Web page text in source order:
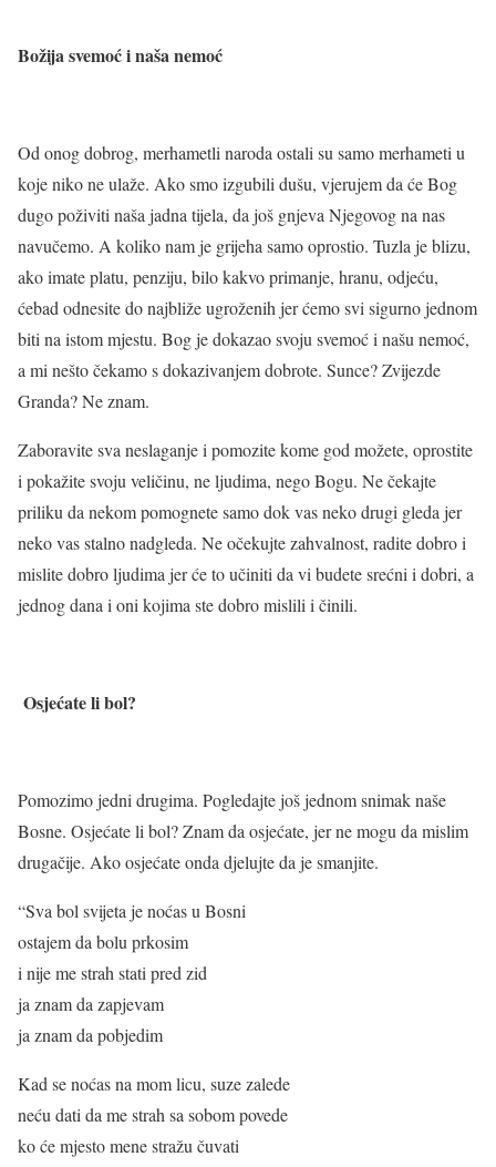
Božija svemoć i naša nemoć
Od onog dobrog, merhametli naroda ostali su samo merhameti u
koje niko ne ulaže. Ako smo izgubili dušu, vjerujem da će Bog
dugo poživiti naša jadna tijela, da još gnjeva Njegovog na nas
navučemo. A koliko nam je grijeha samo oprostio. Tuzla je blizu,
ako imate platu, penziju, bilo kakvo primanje, hranu, odjeću,
ćebad odnesite do najbliže ugroženih jer ćemo svi sigurno jednom
biti na istom mjestu. Bog je dokazao svoju svemoć i našu nemoć,
a mi nešto čekamo s dokazivanjem dobrote. Sunce? Zvijezde
Granda? Ne znam.
Zaboravite sva neslaganje i pomozite kome god možete, oprostite
i pokažite svoju veličinu, ne ljudima, nego Bogu. Ne čekajte
priliku da nekom pomognete samo dok vas neko drugi gleda jer
neko vas stalno nadgleda. Ne očekujte zahvalnost, radite dobro i
mislite dobro ljudima jer će to učiniti da vi budete srećni i dobri, a
jednog dana i oni kojima ste dobro mislili i činili.
Osjećate li bol?
Pomozimo jedni drugima. Pogledajte još jednom snimak naše
Bosne. Osjećate li bol? Znam da osjećate, jer ne mogu da mislim
drugačije. Ako osjećate onda djelujte da je smanjite.
“Sva bol svijeta je noćas u Bosni
ostajem da bolu prkosim
i nije me strah stati pred zid
ja znam da zapjevam
ja znam da pobjedim
Kad se noćas na mom licu, suze zalede
neću dati da me strah sa sobom povede
ko će mjesto mene stražu čuvati